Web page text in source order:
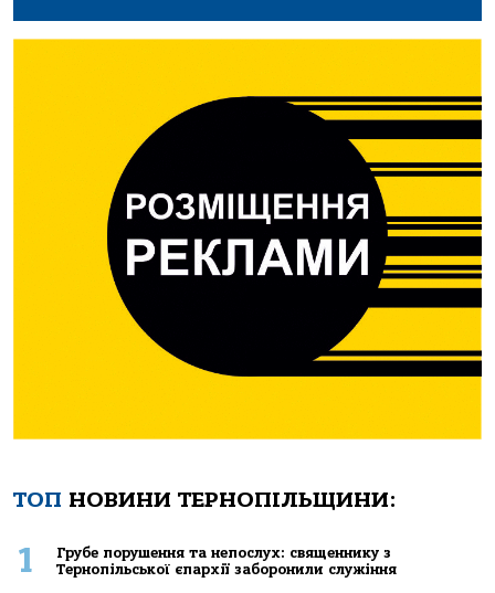
ТОП НОВИНИ ТЕРНОПІЛЬЩИНИ:
1
Грубе порушення та непослух: священнику з
Тернопільської єпархії заборонили служіння